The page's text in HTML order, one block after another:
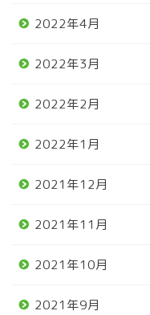
2022年4月
2022年3月
2022年2月
2022年1月
2021年12月
2021年11月
2021年10月
2021年9月